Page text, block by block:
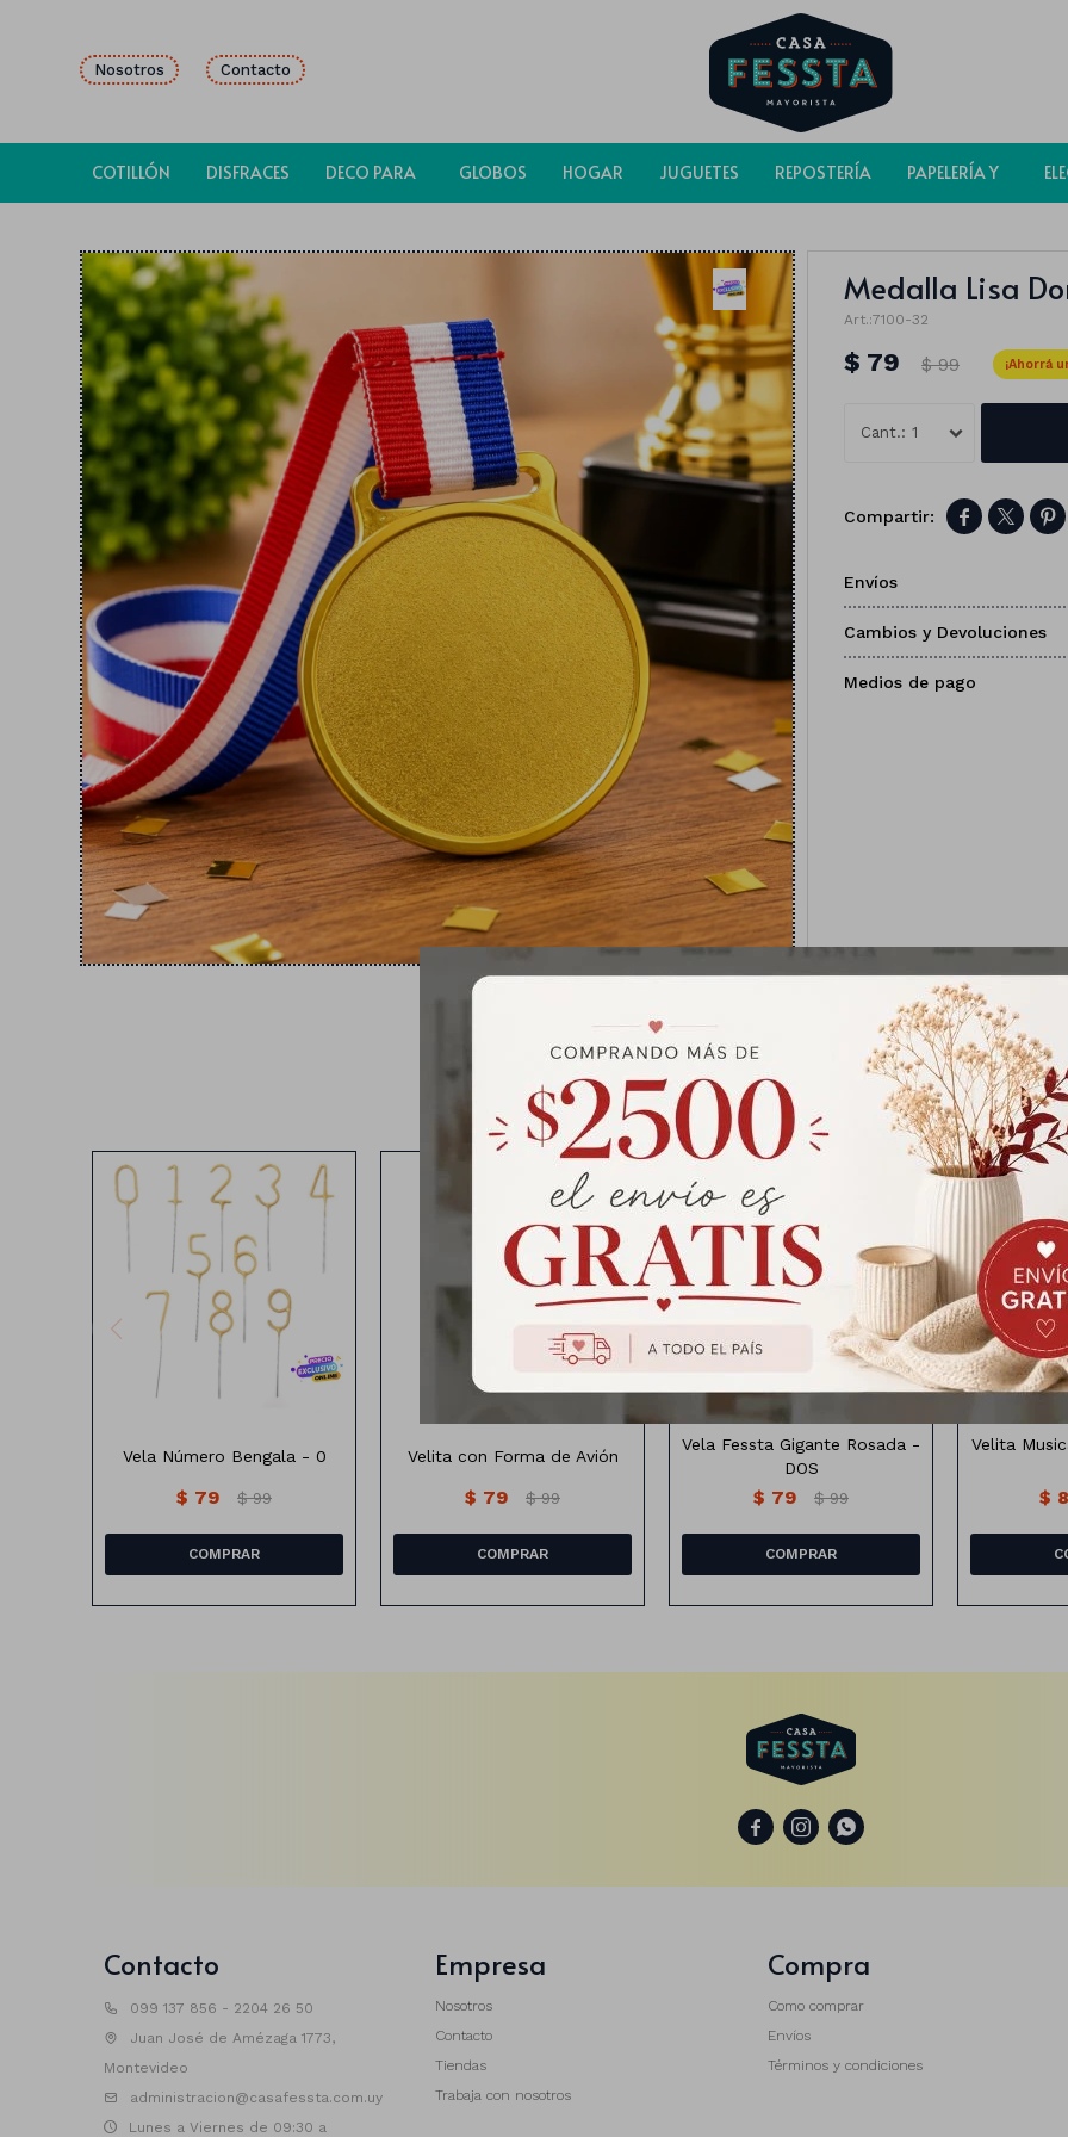
COTILLÓN DISFRACES DECO PARA GLOBOS HOGAR JUGUETES REPOSTERÍA PAPELERÍA Y
Nosotros Contacto
Medalla Lisa
7100-32
$ 79 $ 99
1
  
Envíos
Cambios y Devoluciones
Medios de pago
Productos que te pueden interesar
Vela de numeros bengalas.
Vela Número Bengala - 0
$ 79 $ 99
Velita con forma de avion x3
unidades
Velita con Forma de Avión
$ 79 $ 99
Vela Gigante con brillos
Medida : 12cm de altura
Vela Fessta Gigante Rosada -
DOS
$ 79 $ 99
Vela
Velita
$
  
Contacto
099 137 856 - 2204 26 50
Juan José de Amézaga 1773,
Montevideo
administracion@casafessta.com.uy
Lunes a Viernes de 09:30 a
Empresa
Nosotros
Contacto
Tiendas
Trabaja con nosotros
Compra
Como comprar
Envíos
Términos y condiciones